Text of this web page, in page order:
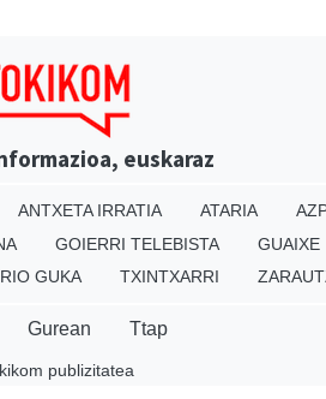
euskaraz
ANTXETA IRRATIA ATARIA
GOIERRI TELEBISTA GUAIXE
GUKA TXINTXARRI
Gurean Ttap
publizitatea